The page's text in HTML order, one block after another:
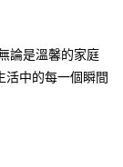
論是溫馨的家庭
活中的每一個瞬間